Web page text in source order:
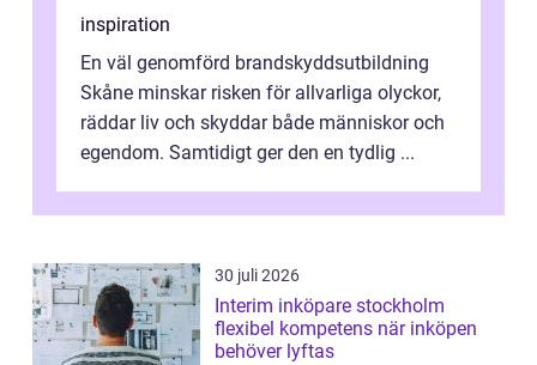
inspiration
En väl genomförd brandskyddsutbildning
Skåne minskar risken för allvarliga olyckor,
räddar liv och skyddar både människor och
egendom. Samtidigt ger den en tydlig ...
30 juli 2026
Interim inköpare stockholm
flexibel kompetens när inköpen
behöver lyftas